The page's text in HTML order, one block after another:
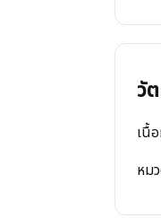
วั
เนื้
หม